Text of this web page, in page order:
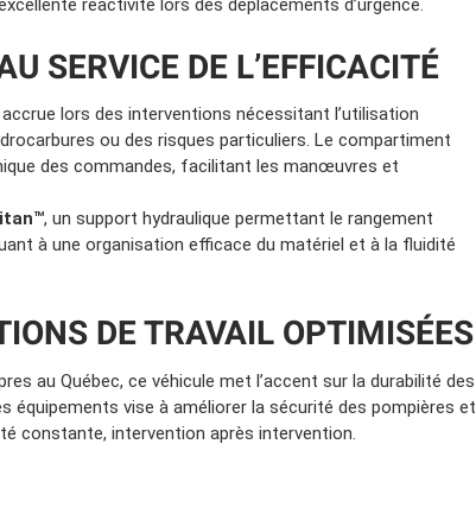
réactivité lors des déplacements d’urgence.
SERVICE DE L’EFFICACITÉ
lors des interventions nécessitant l’utilisation
ou des risques particuliers. Le compartiment
des commandes, facilitant les manœuvres et
, un support hydraulique permettant le rangement
à une organisation efficace du matériel et à la fluidité
DE TRAVAIL OPTIMISÉES
au Québec, ce véhicule met l’accent sur la durabilité des
équipements vise à améliorer la sécurité des pompières et
constante, intervention après intervention.